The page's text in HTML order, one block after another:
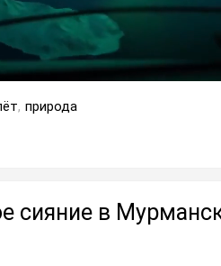
, природа
сияние в